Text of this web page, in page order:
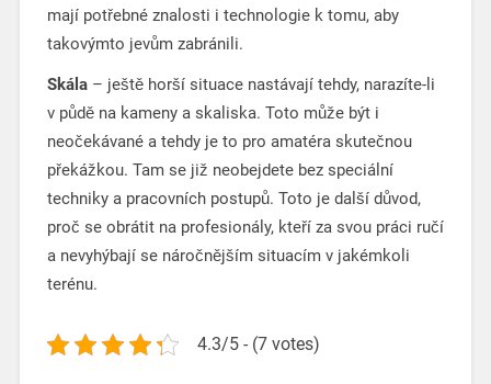
mají potřebné znalosti i technologie k tomu, aby
takovýmto jevům zabránili.
Skála– ještě horší situace nastávají tehdy, narazíte-li
v půdě na kameny a skaliska. Toto může být i
neočekávané a tehdy je to pro amatéra skutečnou
překážkou. Tam se již neobejdete bez speciální
techniky a pracovních postupů. Toto je další důvod,
proč se obrátit na profesionály, kteří za svou práci ručí
a nevyhýbají se náročnějším situacím v jakémkoli
terénu.
4.3/5 - (7 votes)